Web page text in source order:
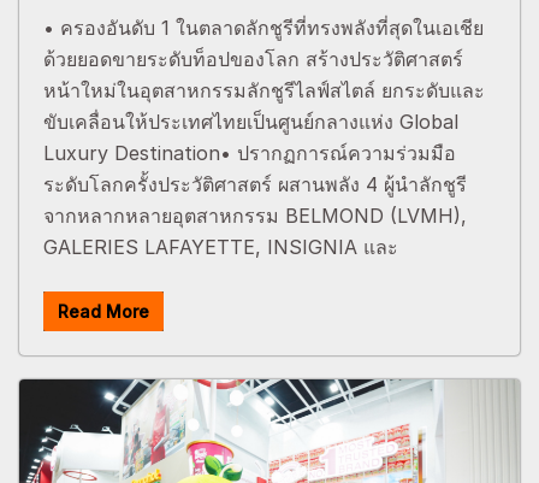
• ครองอันดับ 1 ในตลาดลักชูรีที่ทรงพลังที่สุดในเอเชีย
ด้วยยอดขายระดับท็อปของโลก สร้างประวัติศาสตร์
หน้าใหม่ในอุตสาหกรรมลักชูรีไลฟ์สไตล์ ยกระดับและ
ขับเคลื่อนให้ประเทศไทยเป็นศูนย์กลางแห่ง Global
Luxury Destination• ปรากฏการณ์ความร่วมมือ
ระดับโลกครั้งประวัติศาสตร์ ผสานพลัง 4 ผู้นำลักชูรี
จากหลากหลายอุตสาหกรรม BELMOND (LVMH),
GALERIES LAFAYETTE, INSIGNIA และ
Read More